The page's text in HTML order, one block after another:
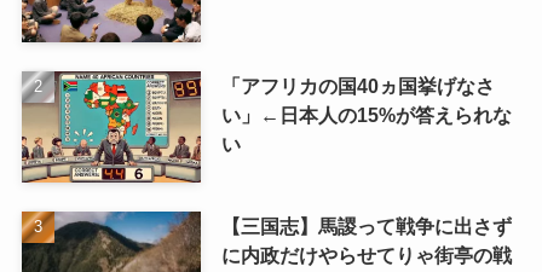
「アフリカの国40ヵ国挙げなさ
い」←日本人の15%が答えられな
い
【三国志】馬謖って戦争に出さず
に内政だけやらせてりゃ街亭の戦